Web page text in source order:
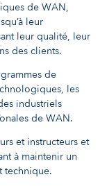
de WAN,
leur
leur qualité, leur
des clients.
de
les
industriels
de WAN.
et instructeurs et
à maintenir un
technique.